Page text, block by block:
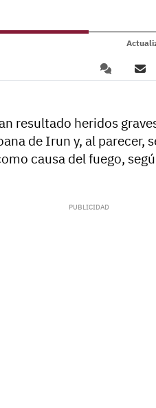
resultado heridos
de Irun y, al parecer,
causa del fuego,